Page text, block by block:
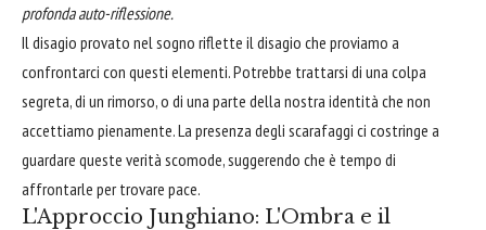
profonda auto-riflessione.
Il disagio provato nel sogno riflette il disagio che proviamo a
confrontarci con questi elementi. Potrebbe trattarsi di una colpa
segreta, di un rimorso, o di una parte della nostra identità che non
accettiamo pienamente. La presenza degli scarafaggi ci costringe a
guardare queste verità scomode, suggerendo che è tempo di
affrontarle per trovare pace.
L'Approccio Junghiano: L'Ombra e il